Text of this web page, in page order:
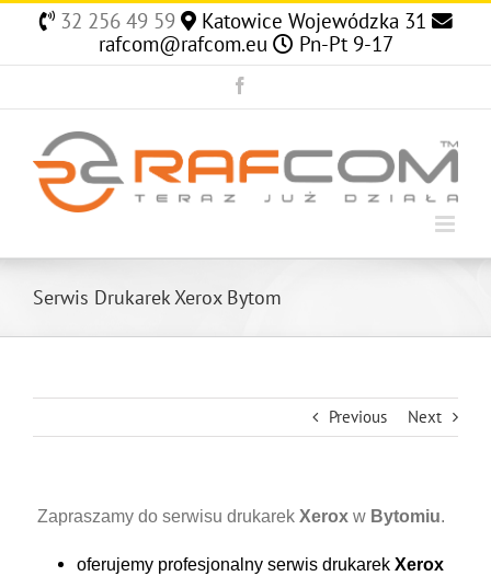
Skip
32 256 49 59
Katowice Wojewódzka 31
rafcom@rafcom.eu
Pn-Pt 9-17
Serwis Drukarek Xerox Bytom
Previous Next
Zapraszamy do serwisu drukarek Xerox w Bytomiu.
oferujemy profesjonalny serwis drukarek Xerox